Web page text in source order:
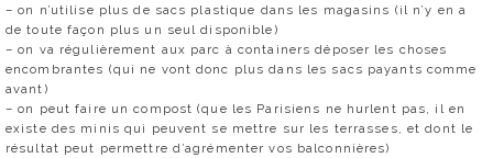
– on n’utilise plus de sacs plastique dans les magasins (il n’y en a
de toute façon plus un seul disponible)
– on va régulièrement aux parc à containers déposer les choses
encombrantes (qui ne vont donc plus dans les sacs payants comme
avant)
– on peut faire un compost (que les Parisiens ne hurlent pas, il en
existe des minis qui peuvent se mettre sur les terrasses, et dont le
résultat peut permettre d’agrémenter vos balconnières)